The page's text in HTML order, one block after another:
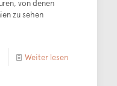
von denen
zu sehen
Weiter lesen